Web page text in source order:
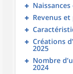
Revenus
Créations
2025
Nombre
2024